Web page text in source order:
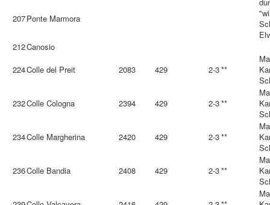
207Ponte Marmora
212Canosio
224Colle del Preit 2083 429 2-3**
232Colle Cologna 2394 429 2-3**
234Colle Margherina 2420 429 2-3**
236Colle Bandia 2408 429 2-3**